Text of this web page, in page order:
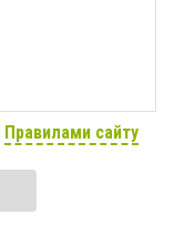
Правилами сайту